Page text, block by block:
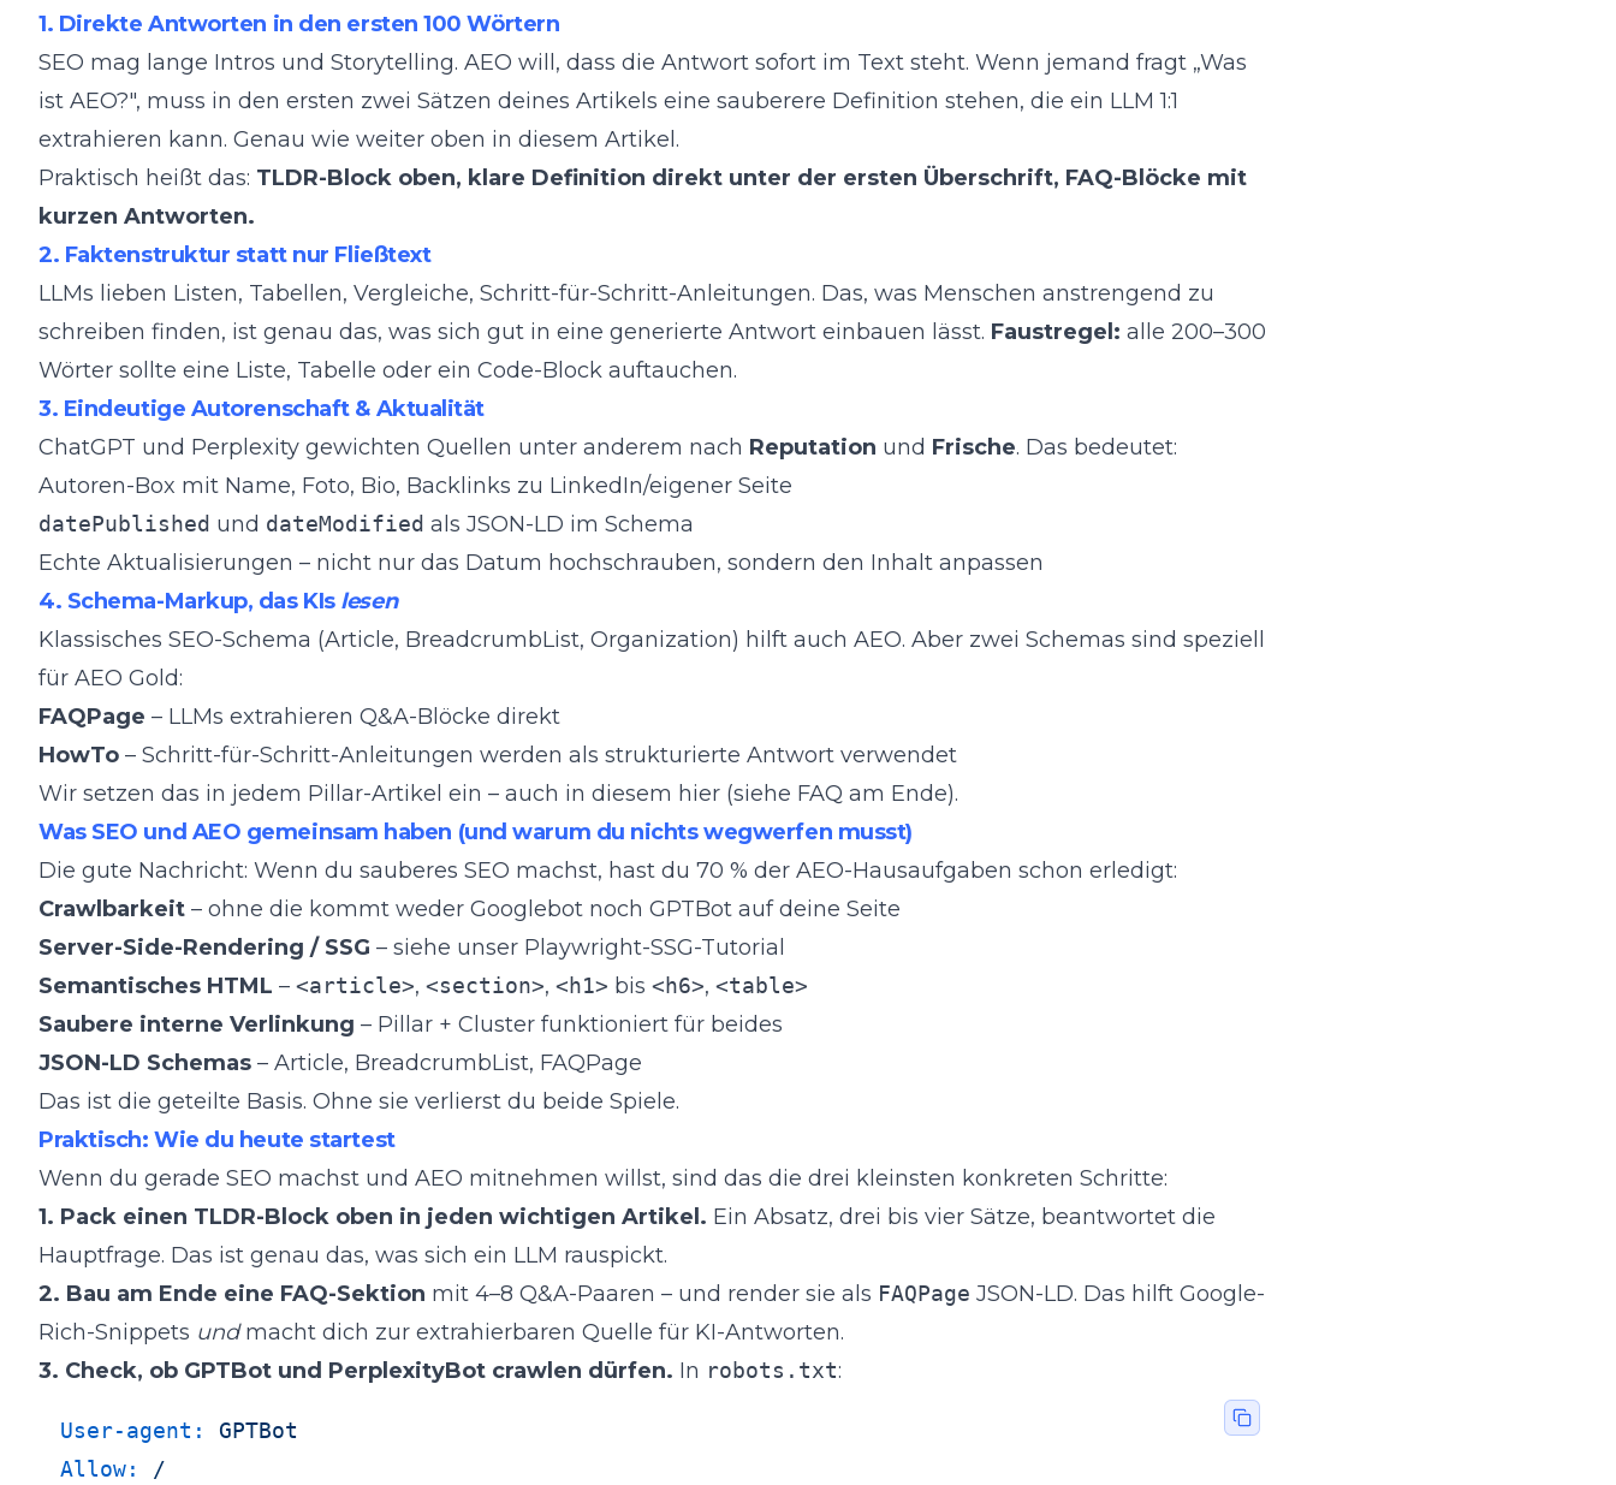
1. Direkte Antworten in den ersten 100 Wörtern
SEO mag lange Intros und Storytelling. AEO will, dass die Antwort sofort im Text steht. Wenn jemand fragt „Was
ist AEO?", muss in den ersten zwei Sätzen deines Artikels eine sauberere Definition stehen, die ein LLM 1:1
extrahieren kann. Genau wie weiter oben in diesem Artikel.
Praktisch heißt das: TLDR-Block oben, klare Definition direkt unter der ersten Überschrift, FAQ-Blöcke mit
kurzen Antworten.
2. Faktenstruktur statt nur Fließtext
LLMs lieben Listen, Tabellen, Vergleiche, Schritt-für-Schritt-Anleitungen. Das, was Menschen anstrengend zu
schreiben finden, ist genau das, was sich gut in eine generierte Antwort einbauen lässt. Faustregel: alle 200–300
Wörter sollte eine Liste, Tabelle oder ein Code-Block auftauchen.
3. Eindeutige Autorenschaft & Aktualität
ChatGPT und Perplexity gewichten Quellen unter anderem nach Reputation und Frische. Das bedeutet:
Autoren-Box mit Name, Foto, Bio, Backlinks zu LinkedIn/eigener Seite
datePublished und dateModified als JSON-LD im Schema
Echte Aktualisierungen – nicht nur das Datum hochschrauben, sondern den Inhalt anpassen
4. Schema-Markup, das KIs lesen
Klassisches SEO-Schema (Article, BreadcrumbList, Organization) hilft auch AEO. Aber zwei Schemas sind speziell
für AEO Gold:
FAQPage – LLMs extrahieren Q&A-Blöcke direkt
HowTo – Schritt-für-Schritt-Anleitungen werden als strukturierte Antwort verwendet
Wir setzen das in jedem Pillar-Artikel ein – auch in diesem hier (siehe FAQ am Ende).
Was SEO und AEO gemeinsam haben (und warum du nichts wegwerfen musst)
Die gute Nachricht: Wenn du sauberes SEO machst, hast du 70 % der AEO-Hausaufgaben schon erledigt:
Crawlbarkeit – ohne die kommt weder Googlebot noch GPTBot auf deine Seite
Server-Side-Rendering / SSG – siehe unser Playwright-SSG-Tutorial
Semantisches HTML – <article>, <section>, <h1> bis <h6>, <table>
Saubere interne Verlinkung – Pillar + Cluster funktioniert für beides
JSON-LD Schemas – Article, BreadcrumbList, FAQPage
Das ist die geteilte Basis. Ohne sie verlierst du beide Spiele.
Praktisch: Wie du heute startest
Wenn du gerade SEO machst und AEO mitnehmen willst, sind das die drei kleinsten konkreten Schritte:
1. Pack einen TLDR-Block oben in jeden wichtigen Artikel. Ein Absatz, drei bis vier Sätze, beantwortet die
Hauptfrage. Das ist genau das, was sich ein LLM rauspickt.
2. Bau am Ende eine FAQ-Sektion mit 4–8 Q&A-Paaren – und render sie als FAQPage JSON-LD. Das hilft Google-
Rich-Snippets undmacht dich zur extrahierbaren Quelle für KI-Antworten.
3. Check, ob GPTBot und PerplexityBot crawlen dürfen. In robots.txt:
User-agent:
GPTBot
Allow:
/